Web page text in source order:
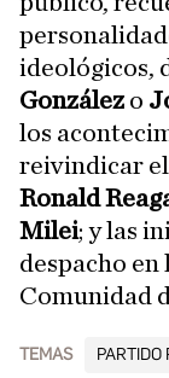
ideológicos,
Gonzálezo
los
reivindicar
Ronald
Milei; y las
despacho
Comunidad
TEMAS PARTIDO